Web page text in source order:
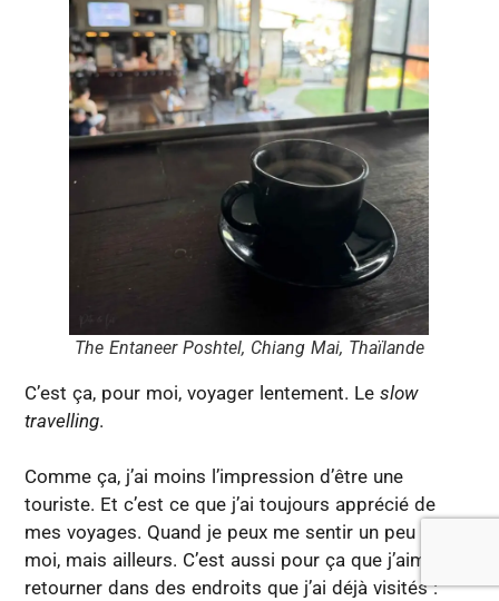
The Entaneer Poshtel, Chiang Mai, Thaïlande
C’est ça, pour moi, voyager lentement. Leslow
travelling.
Comme ça, j’ai moins l’impression d’être une
touriste. Et c’est ce que j’ai toujours apprécié de
mes voyages. Quand je peux me sentir un peu chez
moi, mais ailleurs. C’est aussi pour ça que j’aime
retourner dans des endroits que j’ai déjà visités :